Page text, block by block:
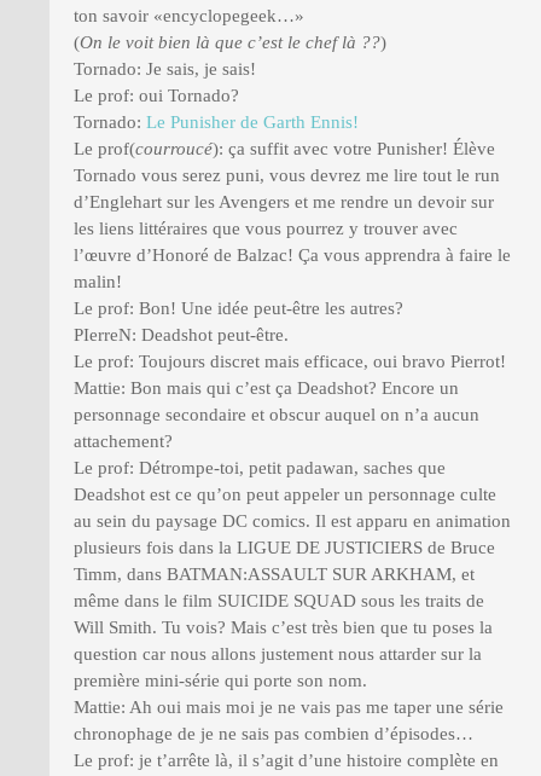
ton savoir «encyclopegeek…»
(On le voit bien là que c’est le chef là ??)
Tornado: Je sais, je sais!
Le prof: oui Tornado?
Tornado: Le Punisher de Garth Ennis!
Le prof(courroucé): ça suffit avec votre Punisher! Élève
Tornado vous serez puni, vous devrez me lire tout le run
d’Englehart sur les Avengers et me rendre un devoir sur
les liens littéraires que vous pourrez y trouver avec
l’œuvre d’Honoré de Balzac! Ça vous apprendra à faire le
malin!
Le prof: Bon! Une idée peut-être les autres?
PIerreN: Deadshot peut-être.
Le prof: Toujours discret mais efficace, oui bravo Pierrot!
Mattie: Bon mais qui c’est ça Deadshot? Encore un
personnage secondaire et obscur auquel on n’a aucun
attachement?
Le prof: Détrompe-toi, petit padawan, saches que
Deadshot est ce qu’on peut appeler un personnage culte
au sein du paysage DC comics. Il est apparu en animation
plusieurs fois dans la LIGUE DE JUSTICIERS de Bruce
Timm, dans BATMAN:ASSAULT SUR ARKHAM, et
même dans le film SUICIDE SQUAD sous les traits de
Will Smith. Tu vois? Mais c’est très bien que tu poses la
question car nous allons justement nous attarder sur la
première mini-série qui porte son nom.
Mattie: Ah oui mais moi je ne vais pas me taper une série
chronophage de je ne sais pas combien d’épisodes…
Le prof: je t’arrête là, il s’agit d’une histoire complète en